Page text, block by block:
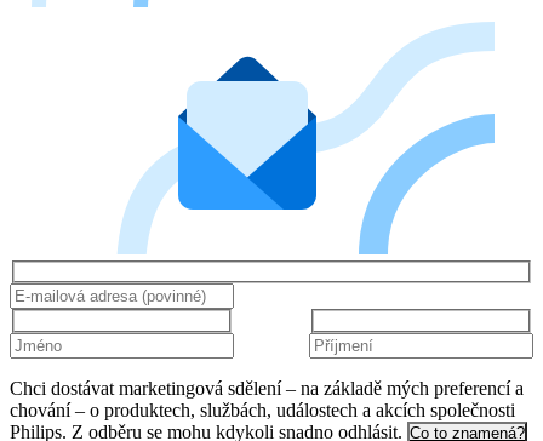
Chci dostávat marketingová sdělení – na základě mých preferencí a
chování – o produktech, službách, událostech a akcích společnosti
Philips. Z odběru se mohu kdykoli snadno odhlásit. Co to znamená?